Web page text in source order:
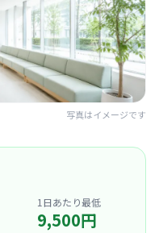
写真はイメージです
1日あたり最低
9,500円